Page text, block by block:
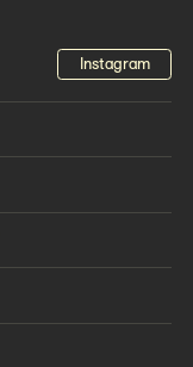
Instagram